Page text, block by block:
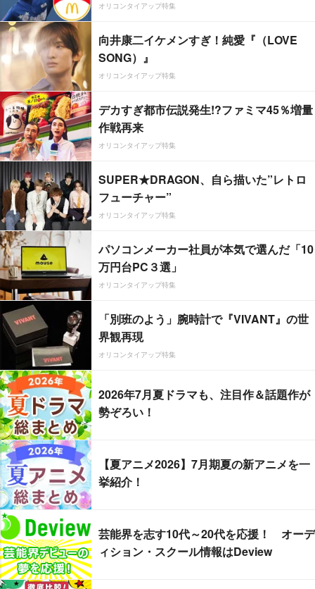
オリコンタイアップ特集
向井康二イケメンすぎ！純愛『（LOVE
SONG）』
オリコンタイアップ特集
デカすぎ都市伝説発生!?ファミマ45％増量
作戦再来
オリコンタイアップ特集
SUPER★DRAGON、自ら描いた”レトロ
フューチャー”
オリコンタイアップ特集
パソコンメーカー社員が本気で選んだ「10
万円台PC３選」
オリコンタイアップ特集
「別班のよう」腕時計で『VIVANT』の世
界観再現
オリコンタイアップ特集
2026年7月夏ドラマも、注目作＆話題作が
勢ぞろい！
【夏アニメ2026】7月期夏の新アニメを一
挙紹介！
芸能界を志す10代～20代を応援！ オーデ
ィション・スクール情報はDeview